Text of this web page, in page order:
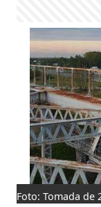
Foto: Tomada de